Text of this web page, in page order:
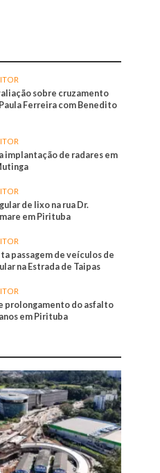
sobre cruzamento
Ferreira com Benedito
implantação de radares em
de lixo na rua Dr.
em Pirituba
passagem de veículos de
na Estrada de Taipas
prolongamento do asfalto
em Pirituba